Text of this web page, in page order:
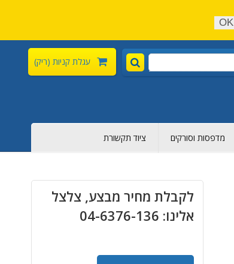
עגלת קניות (ריק)
מדפסות וסורקים
ציוד תקשורת
לקבלת מחיר מבצע, צלצל
אלינו: 04-6376-136
OK